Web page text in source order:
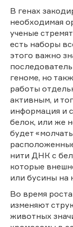
В генах
необходимая
ученые
есть наборы
этого важно
геноме, но
работы
активным, и
информация и
белок, или же
будет
нити ДНК с
которые
или бусины на
Во время
изменяют
животных